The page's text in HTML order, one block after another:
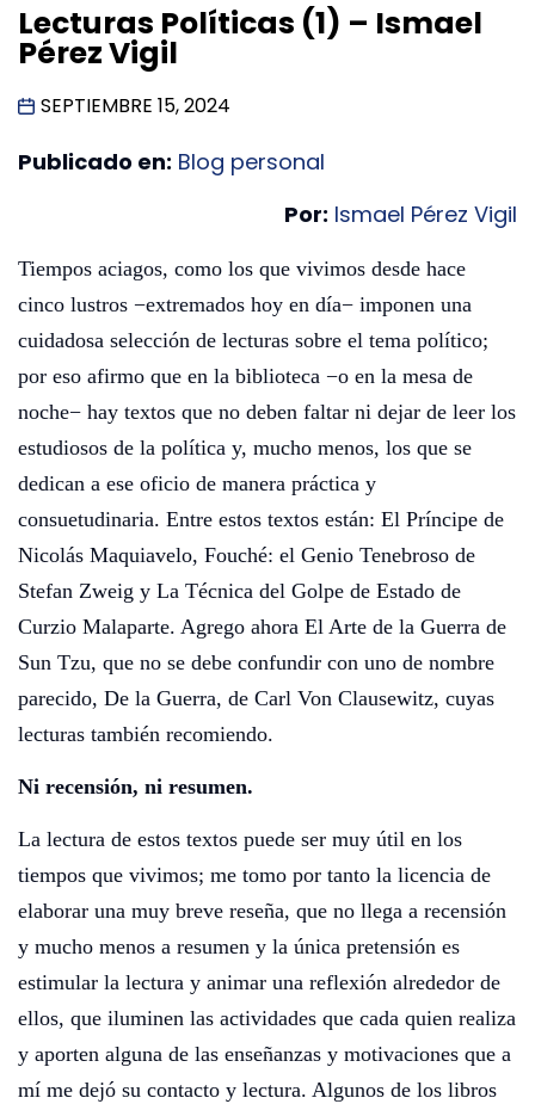
Lecturas Políticas (1) – Ismael
Pérez Vigil
SEPTIEMBRE 15, 2024
Publicado en: Blog personal
Por: Ismael Pérez Vigil
Tiempos aciagos, como los que vivimos desde hace
cinco lustros −extremados hoy en día− imponen una
cuidadosa selección de lecturas sobre el tema político;
por eso afirmo que en la biblioteca −o en la mesa de
noche− hay textos que no deben faltar ni dejar de leer los
estudiosos de la política y, mucho menos, los que se
dedican a ese oficio de manera práctica y
consuetudinaria. Entre estos textos están: El Príncipe de
Nicolás Maquiavelo, Fouché: el Genio Tenebroso de
Stefan Zweig y La Técnica del Golpe de Estado de
Curzio Malaparte. Agrego ahora El Arte de la Guerra de
Sun Tzu, que no se debe confundir con uno de nombre
parecido, De la Guerra, de Carl Von Clausewitz, cuyas
lecturas también recomiendo.
Ni recensión, ni resumen.
La lectura de estos textos puede ser muy útil en los
tiempos que vivimos; me tomo por tanto la licencia de
elaborar una muy breve reseña, que no llega a recensión
y mucho menos a resumen y la única pretensión es
estimular la lectura y animar una reflexión alrededor de
ellos, que iluminen las actividades que cada quien realiza
y aporten alguna de las enseñanzas y motivaciones que a
mí me dejó su contacto y lectura. Algunos de los libros